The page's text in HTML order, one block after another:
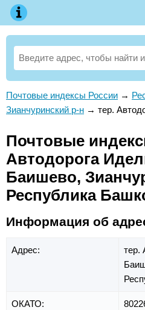
Почтовые индексы России →
Зианчуринский р-н → тер.
Почтовые
Автодорога
Баишево,
Республика
Информация об
Адрес:
тер.
ОКАТО: